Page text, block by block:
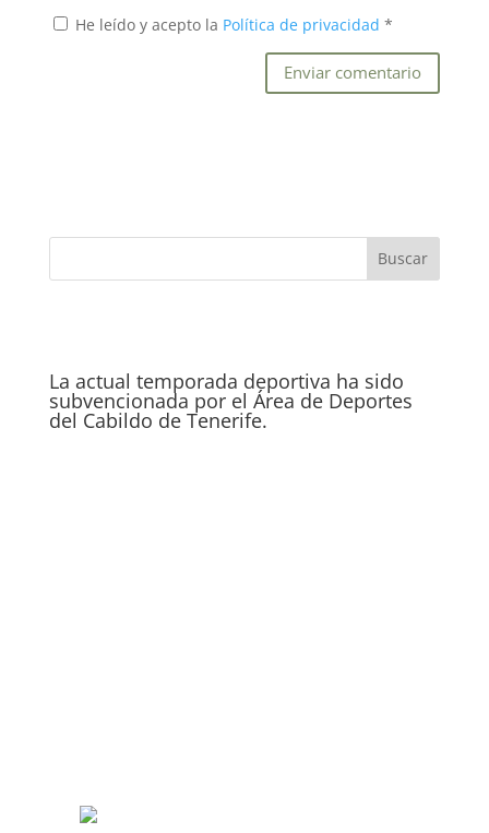
He leído y acepto la Política de privacidad *
La actual temporada deportiva ha sido
subvencionada por el Área de Deportes
del Cabildo de Tenerife.